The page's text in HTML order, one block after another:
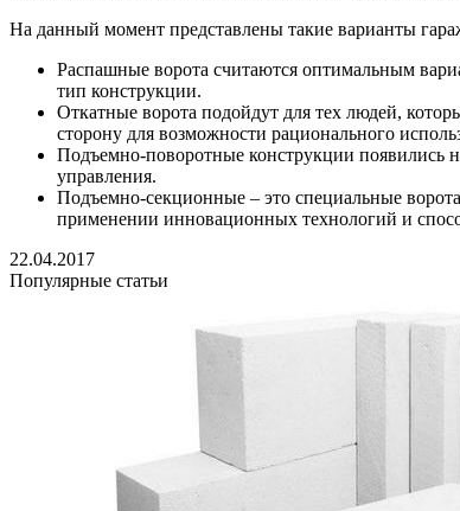
На данный момент представлены такие варианты
Распашные ворота считаются оптимальным
тип конструкции.
Откатные ворота подойдут для тех людей,
сторону для возможности рационального
Подъемно-поворотные конструкции появились
управления.
Подъемно-секционные – это специальные
применении инновационных технологий и
22.04.2017
Популярные статьи